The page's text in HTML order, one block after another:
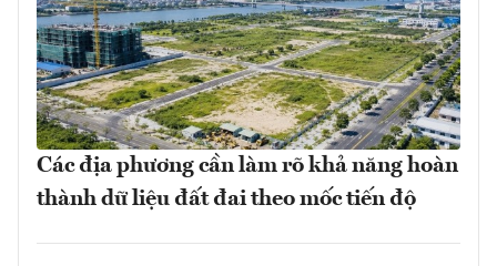
Các địa phương cần làm rõ khả năng hoàn
thành dữ liệu đất đai theo mốc tiến độ